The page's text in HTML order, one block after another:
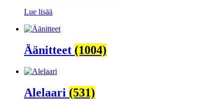
Lue lisää
Äänitteet (1004)
Alelaari (531)